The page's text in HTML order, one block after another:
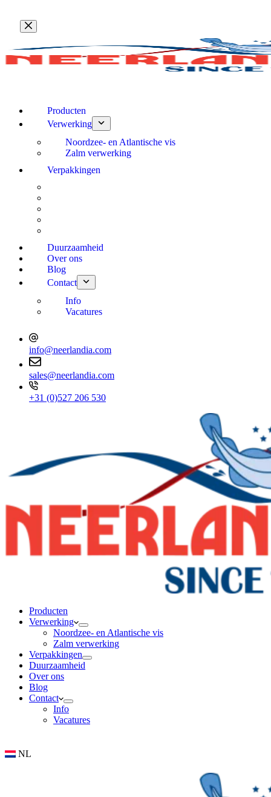
naar
Producten
Verwerking
Noordzee- en Atlantische vis
Zalm verwerking
Verpakkingen
Duurzaamheid
Over ons
Blog
Contact
Info
Vacatures
info@neerlandia.com
sales@neerlandia.com
+31 (0)527 206 530
Producten
Verwerking
Noordzee- en Atlantische vis
Zalm verwerking
Verpakkingen
Duurzaamheid
Over ons
Blog
Contact
Info
Vacatures
NL